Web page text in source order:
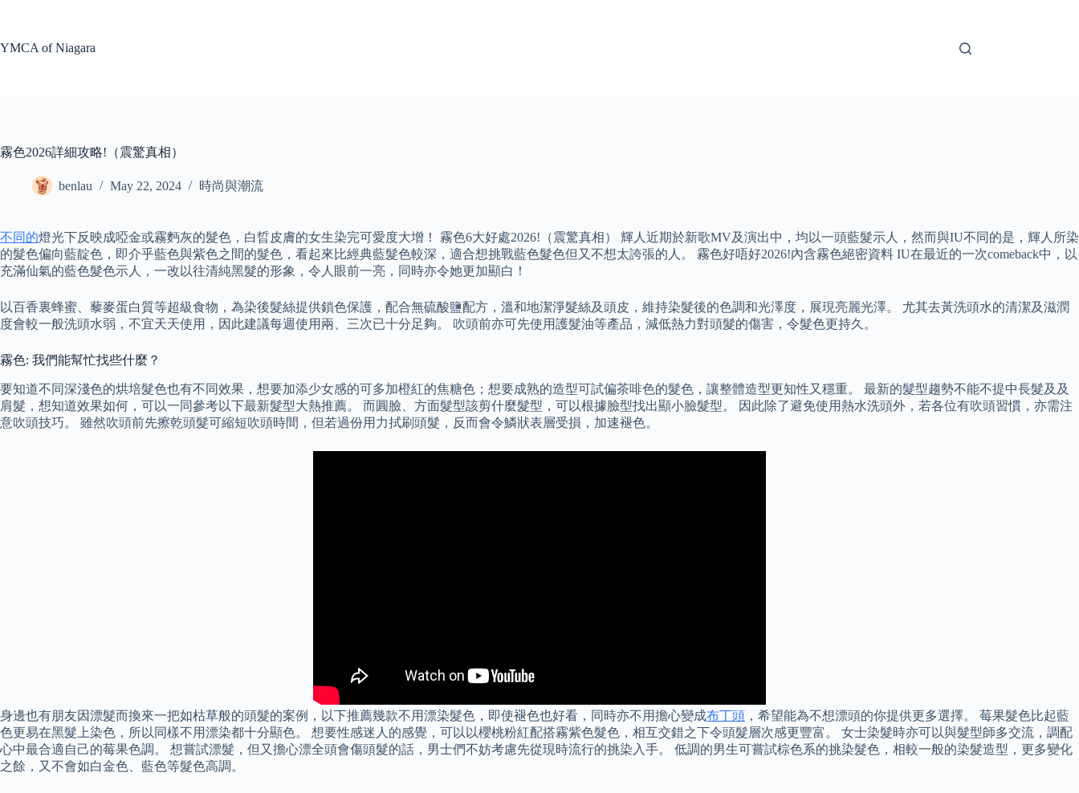
YMCA of Niagara
霧色2026詳細攻略!（震驚真相）
benlau May 22, 2024 時尚與潮流
不同的燈光下反映成啞金或霧麪灰的髮色，白晢皮膚的女生染完可愛度大增！ 霧色6大好處2026!（震驚真相） 輝人近期於新歌MV及演出中，均以一頭藍髮示人，然而與IU不同的是，輝人所染
的髮色偏向藍靛色，即介乎藍色與紫色之間的髮色，看起來比經典藍髮色較深，適合想挑戰藍色髮色但又不想太誇張的人。 霧色好唔好2026!內含霧色絕密資料 IU在最近的一次comeback中，以
充滿仙氣的藍色髮色示人，一改以往清純黑髮的形象，令人眼前一亮，同時亦令她更加顯白！
以百香裏蜂蜜、藜麥蛋白質等超級食物，為染後髮絲提供鎖色保護，配合無硫酸鹽配方，溫和地潔淨髮絲及頭皮，維持染髮後的色調和光澤度，展現亮麗光澤。 尤其去黃洗頭水的清潔及滋潤
度會較一般洗頭水弱，不宜天天使用，因此建議每週使用兩、三次已十分足夠。 吹頭前亦可先使用護髮油等產品，減低熱力對頭髮的傷害，令髮色更持久。
霧色: 我們能幫忙找些什麼？
要知道不同深淺色的烘培髮色也有不同效果，想要加添少女感的可多加橙紅的焦糖色；想要成熟的造型可試偏茶啡色的髮色，讓整體造型更知性又穩重。 最新的髮型趨勢不能不提中長髮及及
肩髮，想知道效果如何，可以一同參考以下最新髮型大熱推薦。 而圓臉、方面髮型該剪什麼髮型，可以根據臉型找出顯小臉髮型。 因此除了避免使用熱水洗頭外，若各位有吹頭習慣，亦需注
意吹頭技巧。 雖然吹頭前先擦乾頭髮可縮短吹頭時間，但若過份用力拭刷頭髮，反而會令鱗狀表層受損，加速褪色。
身邊也有朋友因漂髮而換來一把如枯草般的頭髮的案例，以下推薦幾款不用漂染髮色，即使褪色也好看，同時亦不用擔心變成布丁頭 ，希望能為不想漂頭的你提供更多選擇。 莓果髮色比起藍
色更易在黑髮上染色，所以同樣不用漂染都十分顯色。 想要性感迷人的感覺，可以以櫻桃粉紅配搭霧紫色髮色，相互交錯之下令頭髮層次感更豐富。 女士染髮時亦可以與髮型師多交流，調配
心中最合適自己的莓果色調。 想嘗試漂髮，但又擔心漂全頭會傷頭髮的話，男士們不妨考慮先從現時流行的挑染入手。 低調的男生可嘗試棕色系的挑染髮色，相較一般的染髮造型，更多變化
之餘，又不會如白金色、藍色等髮色高調。